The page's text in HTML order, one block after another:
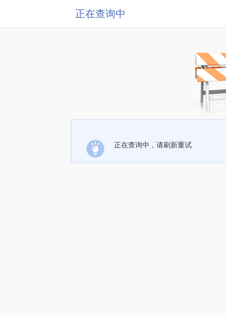
正在查询中
正在查询中，请刷新重试